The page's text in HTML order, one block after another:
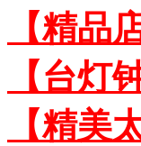
【精品
【台灯
【精美